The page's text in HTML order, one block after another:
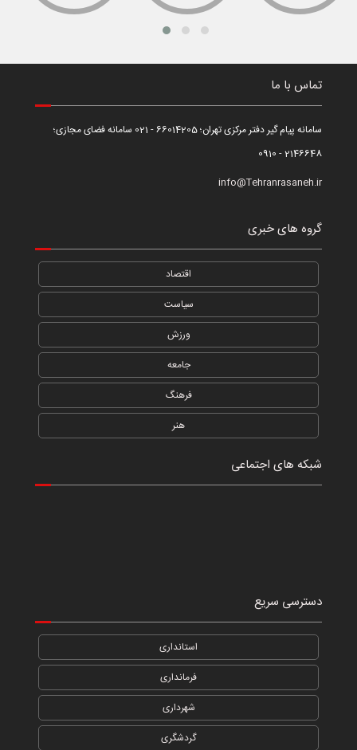
تماس با ما
سامانه پیام گیر دفتر مرکزی تهران؛ 66014205 - 021 سامانه فضای مجازی؛
2146648 - 0910
info@Tehranrasaneh.ir
گروه های خبری
اقتصاد
سیاست
ورزش
جامعه
فرهنگ
هنر
شبکه های اجتماعی
دسترسی سریع
استانداری
فرمانداری
شهرداری
گردشگری